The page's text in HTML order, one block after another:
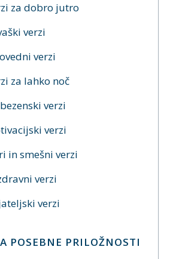
za dobro jutro
verzi
verzi
za lahko noč
verzi
verzi
in smešni verzi
verzi
verzi
POSEBNE PRILOŽNOSTI